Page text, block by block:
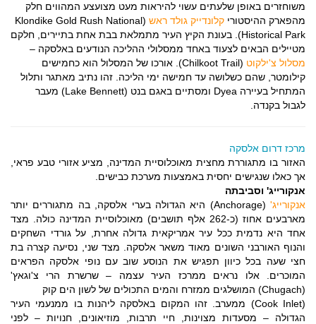
משוחזרים באופן שלעתים עשוי להיראות מעט מצועצע המהווים חלק
מהפארק ההיסטורי קלונדייק גולד ראש (Klondike Gold Rush National
Historical Park). בעונת הקיץ העיר מתמלאת בבת אחת בתיירים, חלקם
מטיילים הבאים לצעוד באחד ממסלולי ההליכה הנודעים באלסקה –
מסלול צ'ילקוט
(Chilkoot Trail). אורכו של המסלול הוא כחמישים
קילומטר, שהם כשלושה עד חמישה ימי הליכה. זהו נתיב מאתגר ותלול
המתחיל בעיירה Dyea ומסתיים באגם בנט (Lake Bennett) מעבר
לגבול בקנדה.
מרכז דרום אלסקה
האזור בו מתגוררת מחצית מאוכלוסיית המדינה, מציע אזורי טבע פראי,
אך כאלו שנגישים יחסית באמצעות מערכת כבישים.
אנקורייג' וסביבתה
אנקורייג'
(Anchorage) היא הגדולה בערי אלסקה, בה מתגוררים יותר
מארבעים אחוז (כ-262 אלף תושבים) מאוכלוסיית המדינה כולה. מצד
אחד היא נדמית ככל עיר אמריקאית גדולה אחרת, על גורדי השחקים
והנוף האורבני השונים מאוד משאר אלסקה. מצד שני, נסיעה קצרה בת
חצי שעה בכל כיוון תפגיש את הנוסע שוב עם נופי אלסקה הפראים
המוכרים. אלו נראים ממרכז העיר עצמה – שרשרת הרי צ'וגאץ'
(Chugach) המושלגים ממזרח והמים התכולים של לשון הים קוק
(Cook Inlet) ממערב. זהו המקום באלסקה ליהנות בו ממנעמי העיר
הגדולה – מסעדות מצוינות, חיי תרבות, מוזיאונים, חנויות – לפני